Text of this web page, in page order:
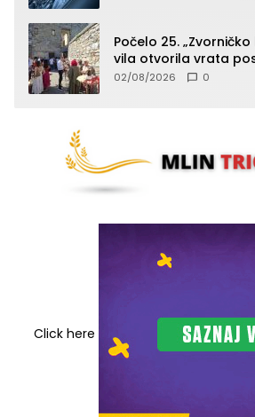
Počelo 25.
vila otvorila vrata
02/08/2026 0
Click here